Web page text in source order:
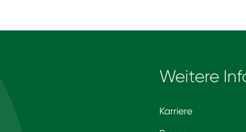
Weitere
Karriere